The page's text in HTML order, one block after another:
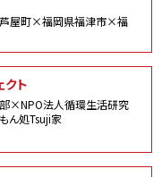
屋町×福岡県福津市×福
ト
×NPO法人循環生活研究
ん処Tsuji家